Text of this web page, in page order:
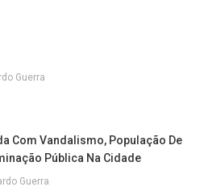
Guerra
Com Vandalismo, População De
Pública Na Cidade
Guerra